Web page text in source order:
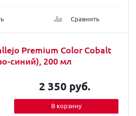
Сравнить
Premium Color Cobalt
синий), 200 мл
2 350 руб.
В корзину